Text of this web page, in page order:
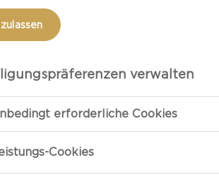
verwalten
erforderliche Cookies
Cookies